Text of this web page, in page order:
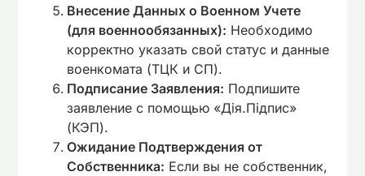
Внесение Данных о Военном Учете
(для военнообязанных): Необходимо
корректно указать свой статус и данные
военкомата (ТЦК и СП).
Подписание Заявления: Подпишите
заявление с помощью «Дія.Підпис»
(КЭП).
Ожидание Подтверждения от
Собственника: Если вы не собственник,